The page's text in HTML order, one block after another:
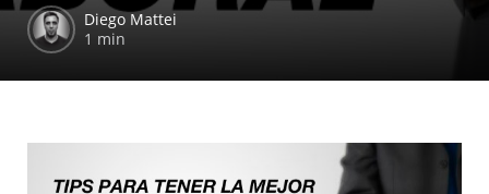
Diego Mattei
1 min